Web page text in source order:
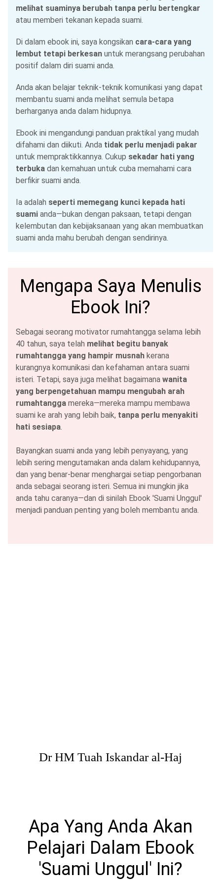
melihat suaminya berubah tanpa perlu bertengkar
atau memberi tekanan kepada suami.
Di dalam ebook ini, saya kongsikan cara-cara yang
lembut tetapi berkesan untuk merangsang perubahan
positif dalam diri suami anda.
Anda akan belajar teknik-teknik komunikasi yang dapat
membantu suami anda melihat semula betapa
berharganya anda dalam hidupnya.
Ebook ini mengandungi panduan praktikal yang mudah
difahami dan diikuti. Anda tidak perlu menjadi pakar
untuk mempraktikkannya. Cukup sekadar hati yang
terbuka dan kemahuan untuk cuba memahami cara
berfikir suami anda.
Ia adalah seperti memegang kunci kepada hati
suami anda—bukan dengan paksaan, tetapi dengan
kelembutan dan kebijaksanaan yang akan membuatkan
suami anda mahu berubah dengan sendirinya.
Mengapa Saya Menulis
Ebook Ini?
Sebagai seorang motivator rumahtangga selama lebih
40 tahun, saya telah melihat begitu banyak
rumahtangga yang hampir musnah kerana
kurangnya komunikasi dan kefahaman antara suami
isteri. Tetapi, saya juga melihat bagaimana wanita
yang berpengetahuan mampu mengubah arah
rumahtangga mereka—mereka mampu membawa
suami ke arah yang lebih baik, tanpa perlu menyakiti
hati sesiapa.
Bayangkan suami anda yang lebih penyayang, yang
lebih sering mengutamakan anda dalam kehidupannya,
dan yang benar-benar menghargai setiap pengorbanan
anda sebagai seorang isteri. Semua ini mungkin jika
anda tahu caranya—dan di sinilah Ebook 'Suami Unggul'
menjadi panduan penting yang boleh membantu anda.
Dr HM Tuah Iskandar al-Haj
Apa Yang Anda Akan
Pelajari Dalam Ebook
'Suami Unggul' Ini?